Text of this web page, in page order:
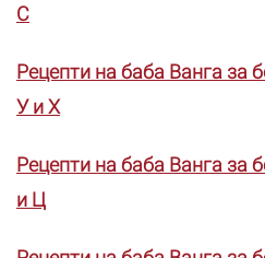
С
Рецепти на баба Ванга за
У и Х
Рецепти на баба Ванга за
и Ц